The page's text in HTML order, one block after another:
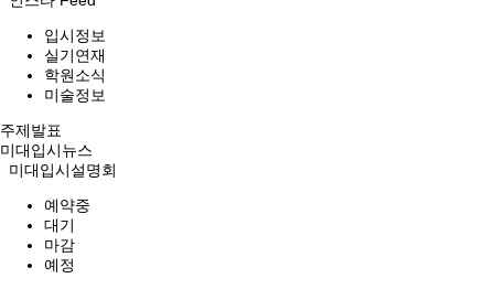
입시정보
실기연재
학원소식
미술정보
주제발표
미대입시뉴스
미대입시설명회
예약중
대기
마감
예정